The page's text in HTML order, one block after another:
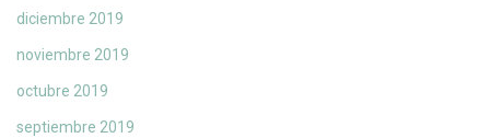
diciembre 2019
noviembre 2019
octubre 2019
septiembre 2019